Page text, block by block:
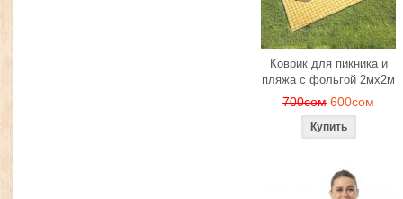
Коврик для пикника и
пляжа с фольгой 2мх2м
700сом 600сом